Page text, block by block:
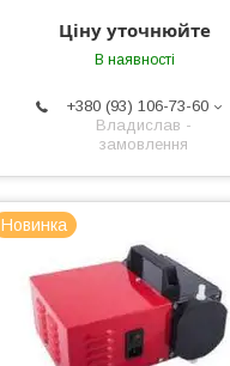
Ціну уточнюйте
В наявності
+380 (93) 106-73-60
Владислав -
замовлення
Новинка